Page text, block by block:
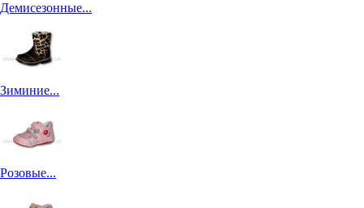
Демисезонные...
Зиминие...
Розовые...